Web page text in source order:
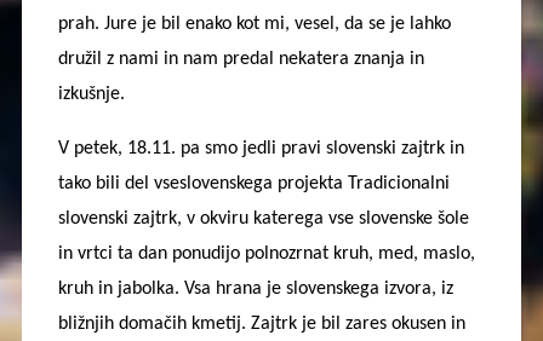
prah. Jure je bil enako kot mi, vesel, da se je lahko
družil z nami in nam predal nekatera znanja in
izkušnje.
V petek, 18.11. pa smo jedli pravi slovenski zajtrk in
tako bili del vseslovenskega projekta Tradicionalni
slovenski zajtrk, v okviru katerega vse slovenske šole
in vrtci ta dan ponudijo polnozrnat kruh, med, maslo,
kruh in jabolka. Vsa hrana je slovenskega izvora, iz
bližnjih domačih kmetij. Zajtrk je bil zares okusen in